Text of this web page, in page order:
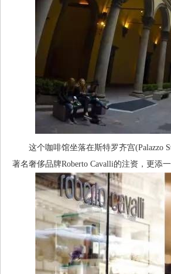
这个咖啡馆坐落在斯特罗齐宫(Palazzo
著名奢侈品牌Roberto Cavalli的注资，更添一